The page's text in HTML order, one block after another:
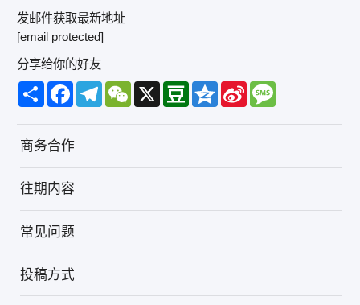
发邮件获取最新地址
[email protected]
分享给你的好友
Share FacebookTelegramWeChat
X DoubanQzoneSina
Weibo
Message
商务合作
往期内容
常见问题
投稿方式